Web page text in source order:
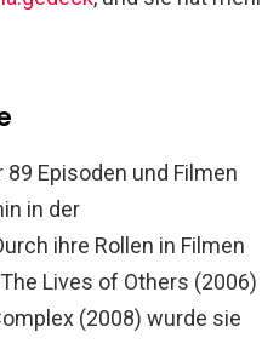
Episoden und Filmen
in der
ihre Rollen in Filmen
Lives of Others (2006)
(2008) wurde sie